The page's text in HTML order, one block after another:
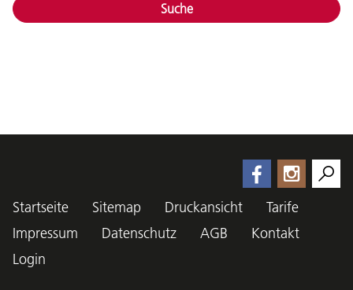
Suche
Startseite Sitemap Druckansicht
Tarife
Impressum
Datenschutz AGB
Kontakt
Login